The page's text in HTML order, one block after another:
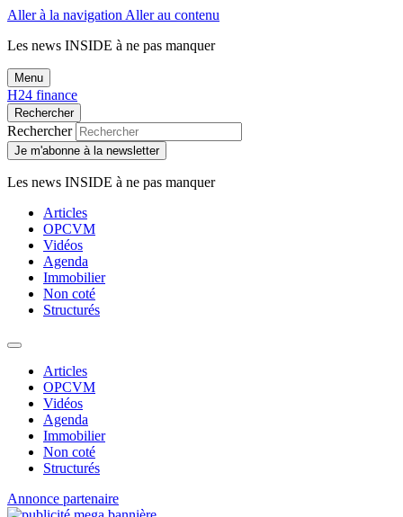
Aller à la navigation Aller au contenu
Les news INSIDE à ne pas manquer
Menu
H24 finance
Rechercher
Rechercher
Je m'abonne à la newsletter
Les news INSIDE à ne pas manquer
Articles
OPCVM
Vidéos
Agenda
Immobilier
Non coté
Structurés
Articles
OPCVM
Vidéos
Agenda
Immobilier
Non coté
Structurés
Annonce partenaire